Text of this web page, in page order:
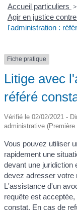
Accueil particuliers >
Agir en justice
l'administration :
Fiche pratique
Litige avec
référé
Vérifié le 02/02/2021 -
administrative
Vous pouvez utiliser
rapidement une
devant une juridiction
devez adresser votre
L'assistance d'un
requête est
constat. En cas de